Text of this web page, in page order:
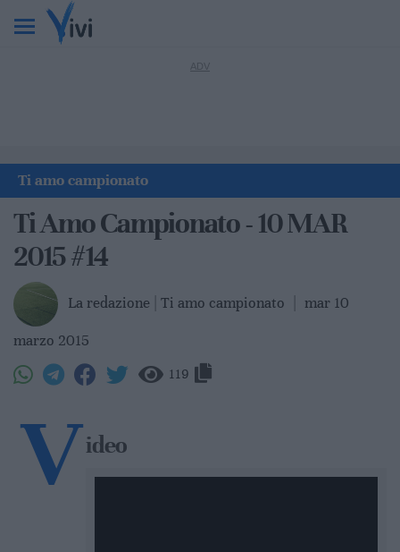
Ti amo campionato
Ti Amo Campionato - 10 MAR
2015 #14
La redazione | Ti amo campionato mar 10
marzo 2015
119
V ideo